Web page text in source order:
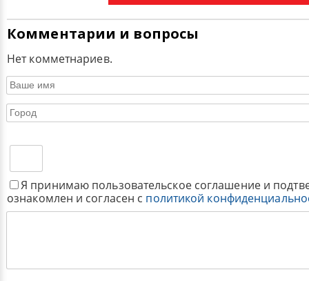
Комментарии и вопросы
Нет комметнариев.
Я принимаю пользовательское соглашение и
ознакомлен и согласен с политикой